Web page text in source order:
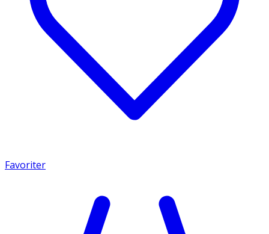
Favoriter